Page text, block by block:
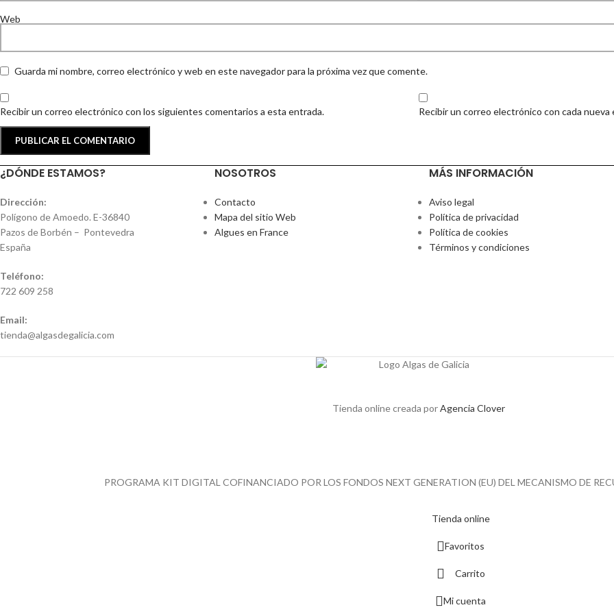
Web
Guarda mi nombre, correo electrónico y web en este navegador para la próxima vez que comente.
Recibir un correo electrónico con los siguientes comentarios a esta entrada. Recibir un correo electrónico con cada nueva
¿DÓNDE ESTAMOS?
Dirección:
Polígono de Amoedo. E-36840
Pazos de Borbén – Pontevedra
España
Teléfono:
722 609 258
Email:
tienda@algasdegalicia.com
NOSOTROS
Contacto
Mapa del sitio Web
Algues en France
MÁS INFORMACIÓN
Aviso legal
Política de privacidad
Política de cookies
Términos y condiciones
Tienda online creada porAgencia Clover
PROGRAMA KIT DIGITAL COFINANCIADO POR LOS FONDOS NEXT GENERATION (EU) DEL MECANISMO DE
Tienda online
Favoritos
Carrito
Mi cuenta